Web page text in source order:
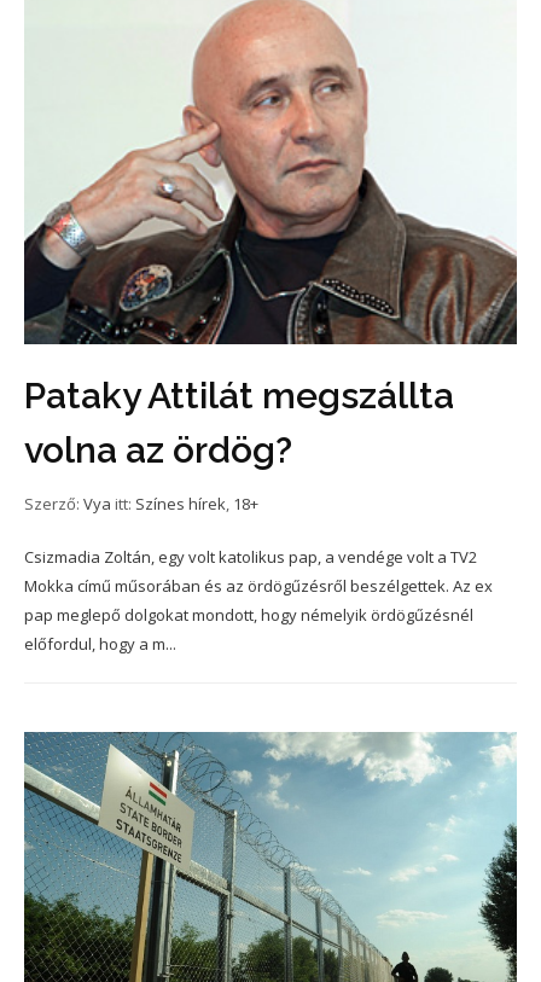
Pataky Attilát megszállta
volna az ördög?
Szerző: Vya itt: Színes hírek, 18+
Csizmadia Zoltán, egy volt katolikus pap, a vendége volt a TV2
Mokka című műsorában és az ördögűzésről beszélgettek. Az ex
pap meglepő dolgokat mondott, hogy némelyik ördögűzésnél
előfordul, hogy a m...